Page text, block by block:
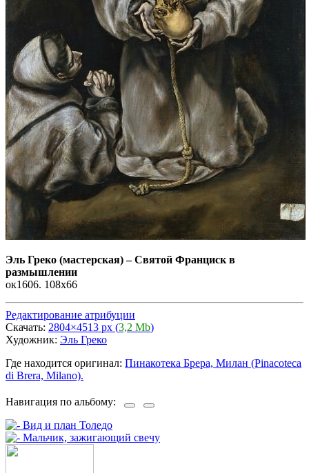
Эль Греко (мастерская)–Святой Франциск в
размышлении
ок1606. 108x66
Редактирование атрибуции
Скачать: 2804×4513 px (3,2 Mb)
Художник: Эль Греко
Где находится оригинал: Пинакотека Брера, Милан (Pinacoteca
di Brera, Milano).
Навигация по альбому: